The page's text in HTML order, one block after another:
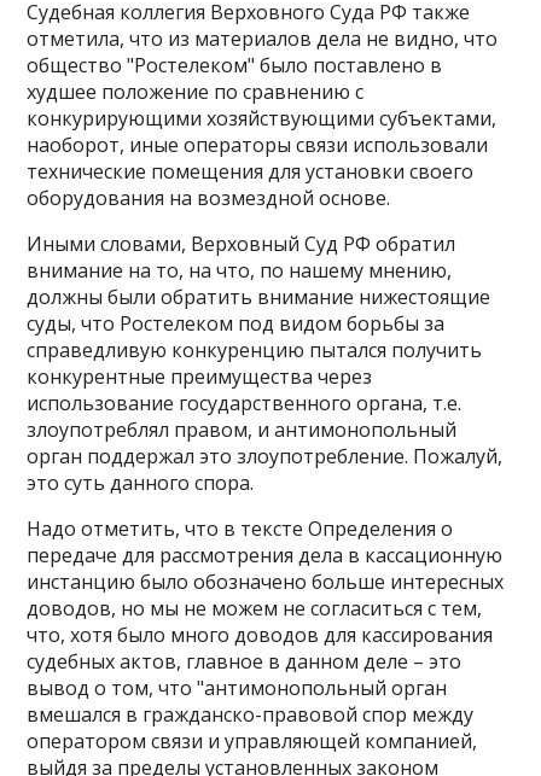
Судебная коллегия Верховного Суда РФ также
отметила, что из материалов дела не видно, что
общество "Ростелеком" было поставлено в
худшее положение по сравнению с
конкурирующими хозяйствующими субъектами,
наоборот, иные операторы связи использовали
технические помещения для установки своего
оборудования на возмездной основе.
Иными словами, Верховный Суд РФ обратил
внимание на то, на что, по нашему мнению,
должны были обратить внимание нижестоящие
суды, что Ростелеком под видом борьбы за
справедливую конкуренцию пытался получить
конкурентные преимущества через
использование государственного органа, т.е.
злоупотреблял правом, и антимонопольный
орган поддержал это злоупотребление. Пожалуй,
это суть данного спора.
Надо отметить, что в тексте Определения о
передаче для рассмотрения дела в кассационную
инстанцию было обозначено больше интересных
доводов, но мы не можем не согласиться с тем,
что, хотя было много доводов для кассирования
судебных актов, главное в данном деле – это
вывод о том, что "антимонопольный орган
вмешался в гражданско-правовой спор между
оператором связи и управляющей компанией,
выйдя за пределы установленных законом